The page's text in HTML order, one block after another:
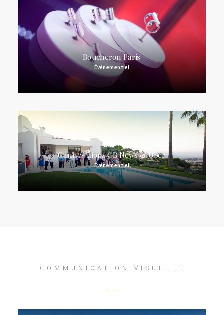
Boucheron Paris
Événementiel
Cannes Lions CB News & Uber
Événementiel
COMMUNICATION VISUELLE